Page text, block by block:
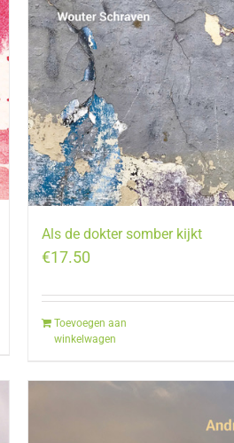
Als de dokter somber kijkt
€17.50
Toevoegen aan
winkelwagen